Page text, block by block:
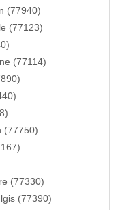
(77940)
(77123)
(77114)
(77750)
(77330)
(77390)